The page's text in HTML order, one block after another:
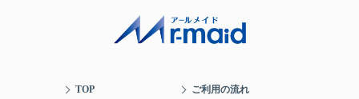
TOP ご利用の流れ